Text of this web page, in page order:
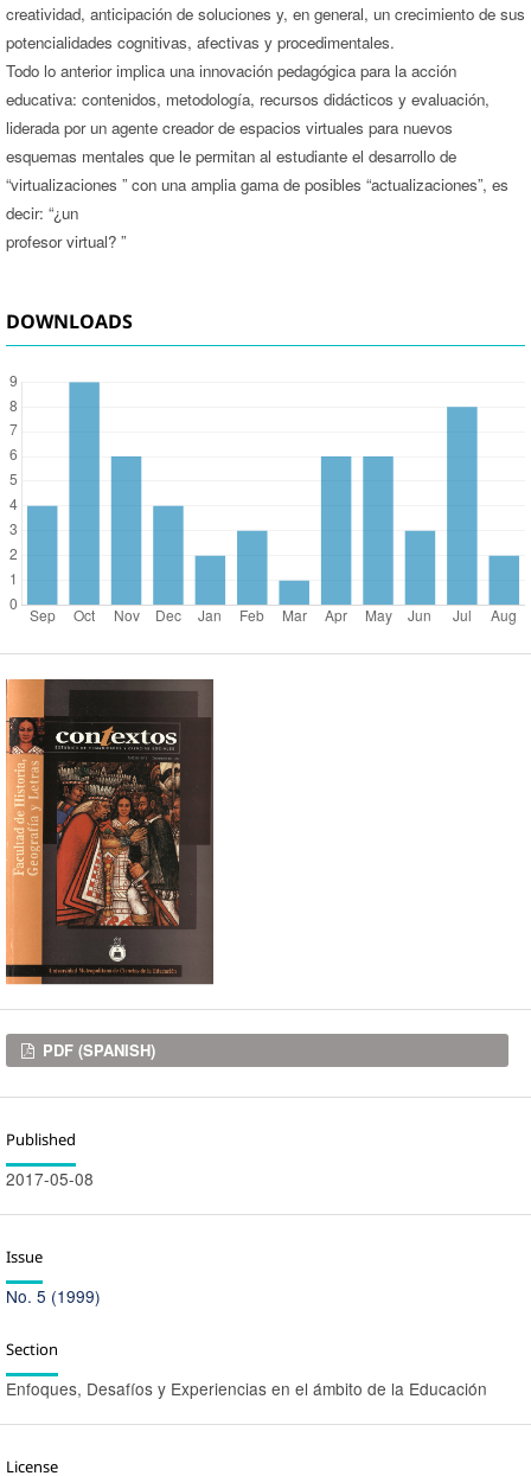
creatividad, anticipación de soluciones y, en general, un crecimiento de sus
potencialidades cognitivas, afectivas y procedimentales.
Todo lo anterior implica una innovación pedagógica para la acción
educativa: contenidos, metodología, recursos didácticos y evaluación,
liderada por un agente creador de espacios virtuales para nuevos
esquemas mentales que le permitan al estudiante el desarrollo de
“virtualizaciones ” con una amplia gama de posibles “actualizaciones”, es
decir: “¿un
profesor virtual? ”
DOWNLOADS
Downloads
PDF (SPANISH)
Published
2017-05-08
Issue
No. 5 (1999)
Section
Enfoques, Desafíos y Experiencias en el ámbito de la Educación
License